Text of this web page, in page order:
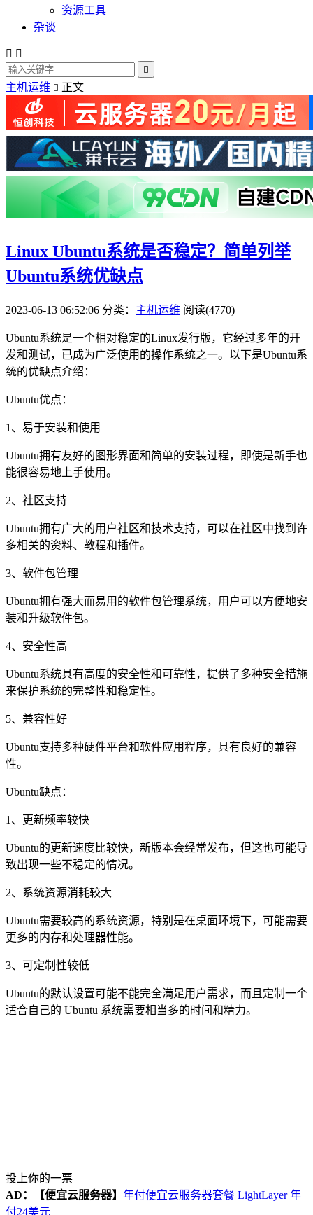
资源工具
杂谈
 

主机运维  正文
Linux Ubuntu系统是否稳定？简单列举
Ubuntu系统优缺点
2023-06-13 06:52:06 分类： 主机运维 阅读(4770)
Ubuntu系统是一个相对稳定的Linux发行版，它经过多年的开
发和测试，已成为广泛使用的操作系统之一。以下是Ubuntu系
统的优缺点介绍：
Ubuntu优点：
1、易于安装和使用
Ubuntu拥有友好的图形界面和简单的安装过程，即使是新手也
能很容易地上手使用。
2、社区支持
Ubuntu拥有广大的用户社区和技术支持，可以在社区中找到许
多相关的资料、教程和插件。
3、软件包管理
Ubuntu拥有强大而易用的软件包管理系统，用户可以方便地安
装和升级软件包。
4、安全性高
Ubuntu系统具有高度的安全性和可靠性，提供了多种安全措施
来保护系统的完整性和稳定性。
5、兼容性好
Ubuntu支持多种硬件平台和软件应用程序，具有良好的兼容
性。
Ubuntu缺点：
1、更新频率较快
Ubuntu的更新速度比较快，新版本会经常发布，但这也可能导
致出现一些不稳定的情况。
2、系统资源消耗较大
Ubuntu需要较高的系统资源，特别是在桌面环境下，可能需要
更多的内存和处理器性能。
3、可定制性较低
Ubuntu的默认设置可能不能完全满足用户需求，而且定制一个
适合自己的 Ubuntu 系统需要相当多的时间和精力。
投上你的一票
AD：
【便宜云服务器】 年付便宜云服务器套餐 LightLayer 年
付24美元